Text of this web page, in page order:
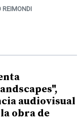
audiovisual
obra de